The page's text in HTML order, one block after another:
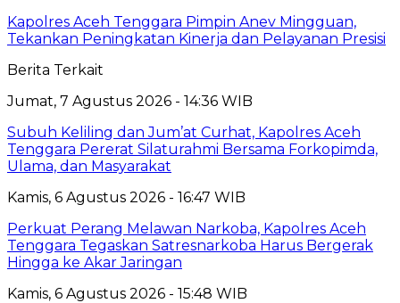
Kapolres Aceh Tenggara Pimpin Anev Mingguan,
Tekankan Peningkatan Kinerja dan Pelayanan Presisi
Berita Terkait
Jumat, 7 Agustus 2026 - 14:36 WIB
Subuh Keliling dan Jum’at Curhat, Kapolres Aceh
Tenggara Pererat Silaturahmi Bersama Forkopimda,
Ulama, dan Masyarakat
Kamis, 6 Agustus 2026 - 16:47 WIB
Perkuat Perang Melawan Narkoba, Kapolres Aceh
Tenggara Tegaskan Satresnarkoba Harus Bergerak
Hingga ke Akar Jaringan
Kamis, 6 Agustus 2026 - 15:48 WIB